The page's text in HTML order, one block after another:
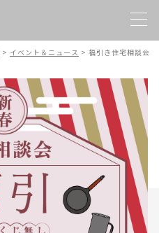
> イベント＆ニュース > 福引き住宅相談会